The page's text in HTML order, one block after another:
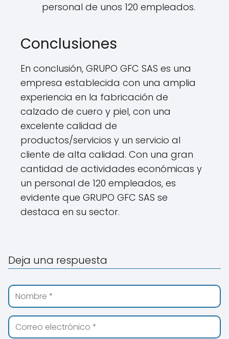
personal de unos 120 empleados.
Conclusiones
En conclusión, GRUPO GFC SAS es una
empresa establecida con una amplia
experiencia en la fabricación de
calzado de cuero y piel, con una
excelente calidad de
productos/servicios y un servicio al
cliente de alta calidad. Con una gran
cantidad de actividades económicas y
un personal de 120 empleados, es
evidente que GRUPO GFC SAS se
destaca en su sector.
Deja una respuesta